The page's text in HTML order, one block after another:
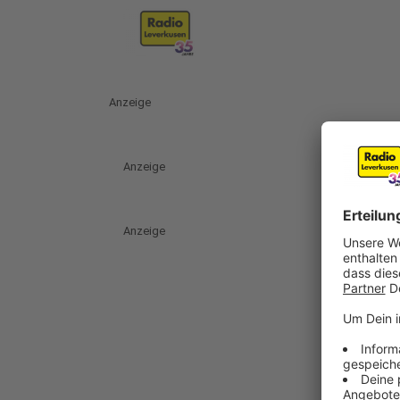
Anzeige
Anzeige
Anzeige